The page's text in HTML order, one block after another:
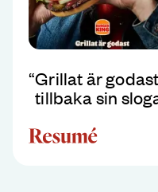
“Grillat är
tillbaka sin